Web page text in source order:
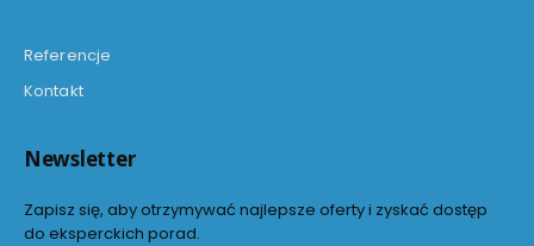
Referencje
Kontakt
Newsletter
Zapisz się, aby otrzymywać najlepsze oferty i zyskać dostęp
do eksperckich porad.